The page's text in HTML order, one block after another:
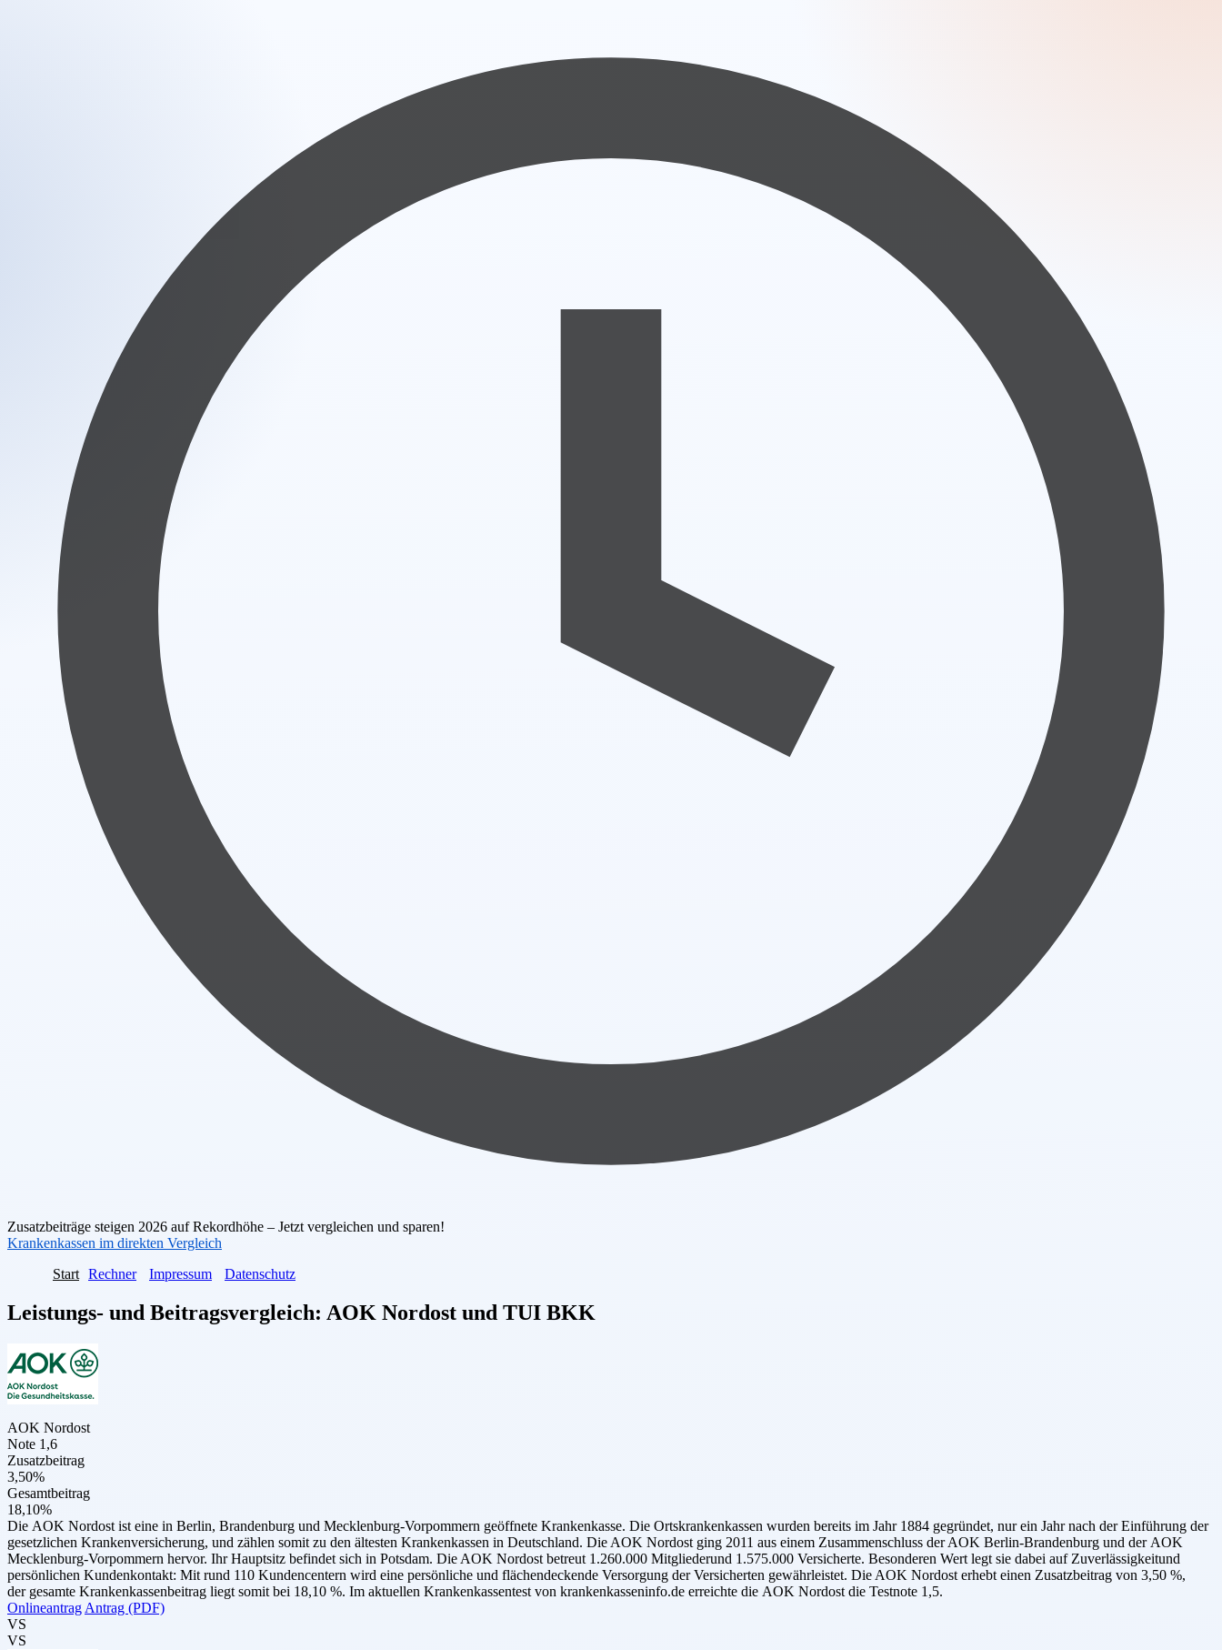
Zusatzbeiträge steigen 2026 auf Rekordhöhe – Jetzt vergleichen und sparen!
Krankenkassen im direkten Vergleich
Start Rechner Impressum Datenschutz
Leistungs- und Beitragsvergleich: AOK Nordost und TUI BKK
AOK Nordost
Note 1,6
Zusatzbeitrag
3,50%
Gesamtbeitrag
18,10%
Die AOK Nordost ist eine in Berlin, Brandenburg und Mecklenburg-Vorpommern geöffnete Krankenkasse. Die Ortskrankenkassen wurden bereits im Jahr 1884 gegründet, nur ein Jahr nach der Einführung der
gesetzlichen Krankenversicherung, und zählen somit zu den ältesten Krankenkassen in Deutschland. Die AOK Nordost ging 2011 aus einem Zusammenschluss der AOK Berlin-Brandenburg und der AOK
Mecklenburg-Vorpommern hervor. Ihr Hauptsitz befindet sich in Potsdam. Die AOK Nordost betreut 1.260.000 Mitgliederund 1.575.000 Versicherte. Besonderen Wert legt sie dabei auf Zuverlässigkeitund
persönlichen Kundenkontakt: Mit rund 110 Kundencentern wird eine persönliche und flächendeckende Versorgung der Versicherten gewährleistet. Die AOK Nordost erhebt einen Zusatzbeitrag von 3,50 %,
der gesamte Krankenkassenbeitrag liegt somit bei 18,10 %. Im aktuellen Krankenkassentest von krankenkasseninfo.de erreichte die AOK Nordost die Testnote 1,5.
Onlineantrag Antrag (PDF)
VS
VS